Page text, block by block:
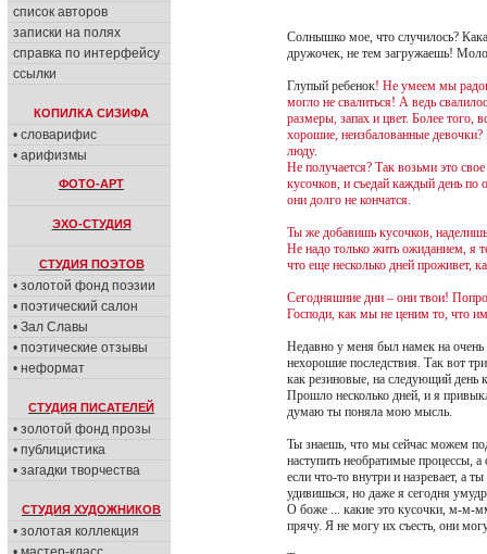
список авторов
записки на полях
справка по интерфейсу
ссылки
КОПИЛКА СИЗИФА
• словарифис
• арифизмы
ФОТО-АРТ
ЭХО-СТУДИЯ
СТУДИЯ ПОЭТОВ
• золотой фонд поэзии
• поэтический салон
• Зал Славы
• поэтические отзывы
• неформат
СТУДИЯ ПИСАТЕЛЕЙ
• золотой фонд прозы
• публицистика
• загадки творчества
СТУДИЯ ХУДОЖНИКОВ
• золотая коллекция
Солнышко мое, что случилось?
дружочек, не тем загружаешь!
Глупый ребенок! Не умеем мы
могло не свалиться! А ведь
размеры, запах и цвет. Более того,
хорошие, неизбалованные
люду.
Не получается? Так возьми это
кусочков, и съедай каждый день по
они долго не кончатся.
Ты же добавишь кусочков,
Не надо только жить ожиданием, я
что еще несколько дней проживет,
Сегодняшние дни – они твои!
Господи, как мы не ценим то, что
Недавно у меня был намек на очень
нехорошие последствия. Так вот
как резиновые, на следующий день
Прошло несколько дней, и я
думаю ты поняла мою мысль.
Ты знаешь, что мы сейчас можем
наступить необратимые процессы,
если что-то внутри и назревает, а
удивишься, но даже я сегодня
О боже ... какие это кусочки, м-м-
прячу. Я не могу их съесть, они